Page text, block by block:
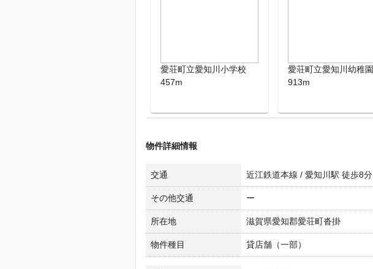
愛荘町立愛知川小学校
457m
愛荘町立愛知川幼稚園
913m
物件詳細情報
交通 近江鉄道本線 / 愛知川駅 徒歩8分
その他交通 ー
所在地 滋賀県愛知郡愛荘町沓掛
物件種目 貸店舗（一部）